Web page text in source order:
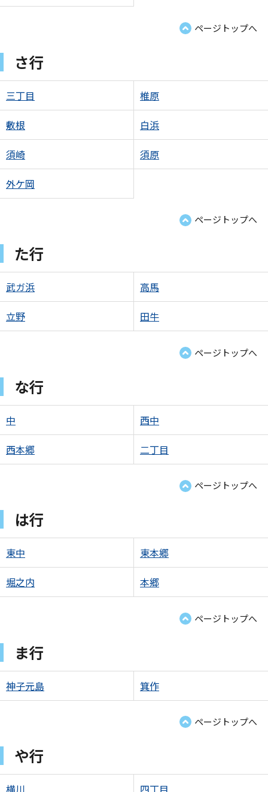
ページトップへ
さ行
三丁目 椎原
敷根 白浜
須崎 須原
外ケ岡
ページトップへ
た行
武ガ浜 高馬
立野 田牛
ページトップへ
な行
中 西中
西本郷 二丁目
ページトップへ
は行
東中 東本郷
堀之内 本郷
ページトップへ
ま行
神子元島 箕作
ページトップへ
や行
横川 四丁目